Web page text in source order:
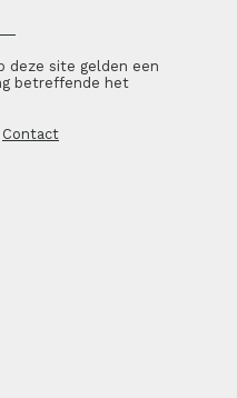
deze site gelden een
betreffende het
Contact